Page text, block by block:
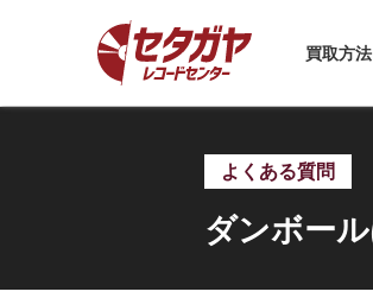
買取方法
よくある質問
ダンボー